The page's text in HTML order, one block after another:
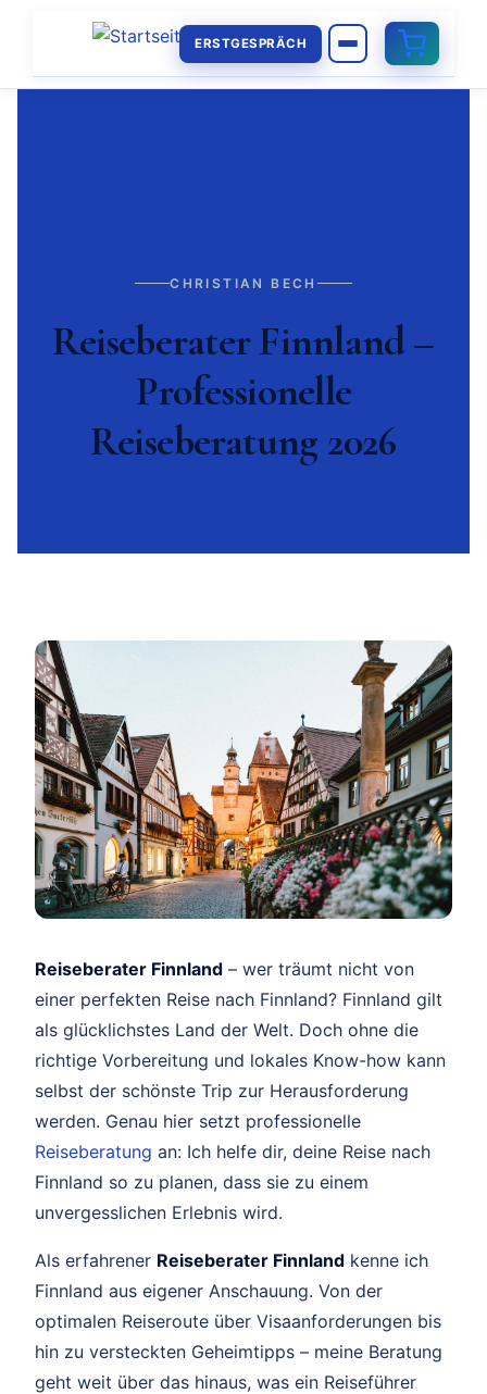
ERSTGESPRÄCH
CHRISTIAN BECH
Reiseberater Finnland –
Professionelle
Reiseberatung 2026
Reiseberater Finnland – wer träumt nicht von
einer perfekten Reise nach Finnland? Finnland gilt
als glücklichstes Land der Welt. Doch ohne die
richtige Vorbereitung und lokales Know-how kann
selbst der schönste Trip zur Herausforderung
werden. Genau hier setzt professionelle
Reiseberatung an: Ich helfe dir, deine Reise nach
Finnland so zu planen, dass sie zu einem
unvergesslichen Erlebnis wird.
Als erfahrener Reiseberater Finnland kenne ich
Finnland aus eigener Anschauung. Von der
optimalen Reiseroute über Visaanforderungen bis
hin zu versteckten Geheimtipps – meine Beratung
geht weit über das hinaus, was ein Reiseführer